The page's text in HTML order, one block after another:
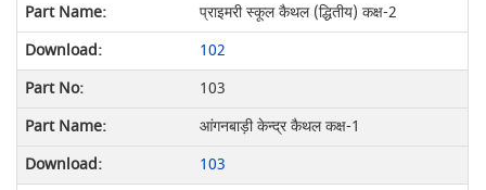
प्राइमरी स्कूल कैथल (द्धितीय) कक्ष-2
102
103
आंगनबाड़ी केन्द्र कैथल कक्ष-1
103